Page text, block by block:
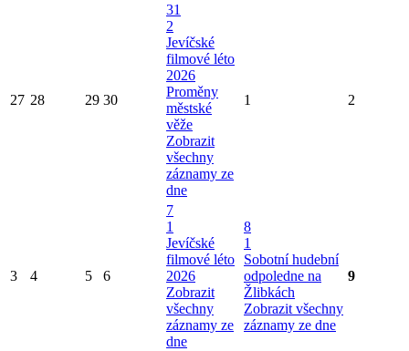
27 28 29 30
31
2
Jevíčské
filmové léto
2026
Proměny
městské
věže
Zobrazit
všechny
záznamy ze
dne
1 2
3 4 5 6
7
1
Jevíčské
filmové léto
2026
Zobrazit
všechny
záznamy ze
dne
8
1
Sobotní hudební
odpoledne na
Žlibkách
Zobrazit všechny
záznamy ze dne
9